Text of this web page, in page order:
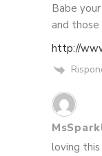
Babe
and those
http://
loving